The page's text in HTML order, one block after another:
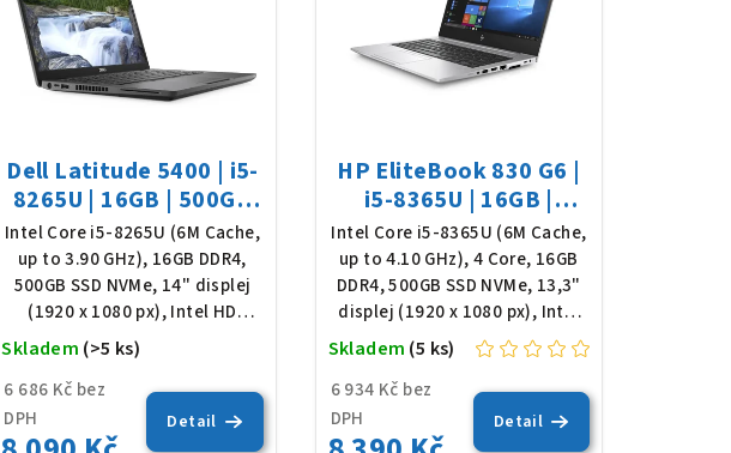
Dell Latitude 5400 | i5-
8265U | 16GB | 500GB
SSD | 14" FHD | Win 11
Intel Core i5-8265U (6M Cache,
up to 3.90 GHz), 16GB DDR4,
500GB SSD NVMe, 14" displej
(1920 x 1080 px), Intel HD
Graphics 620, podsvícená
klávesnice, Win 11 Pro
6 686 Kč bez
DPH
Skladem (>5 ks)
Průměrné
hodnocení
produktu
je
Detail
HP EliteBook 830 G6 |
i5-8365U | 16GB |
500GB SSD | 13,3" FHD
| Win 11
Intel Core i5-8365U (6M Cache,
up to 4.10 GHz), 4 Core, 16GB
DDR4, 500GB SSD NVMe, 13,3"
displej (1920 x 1080 px), Intel
HD Graphics 620, podsvícená
klávesnice, Win 11 Pro
6 934 Kč bez
DPH
Skladem (5 ks)
Detail